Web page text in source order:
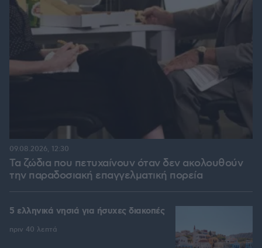
Τα ζώδια που πετυχαίνουν όταν δεν ακολουθούν
την παραδοσιακή επαγγελματική πορεία
09.08.2026, 12:30
5 ελληνικά νησιά για ήσυχες διακοπές
πριν 40 λεπτά